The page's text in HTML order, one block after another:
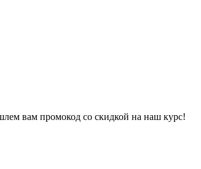
вам промокод со скидкой на наш курс!